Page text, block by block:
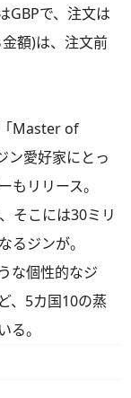
GBPで、注文は
額)は、注文前
Master of
ン愛好家にとっ
もリリース。
そこには30ミリ
るジンが。
な個性的なジ
、5カ国10の蒸
。